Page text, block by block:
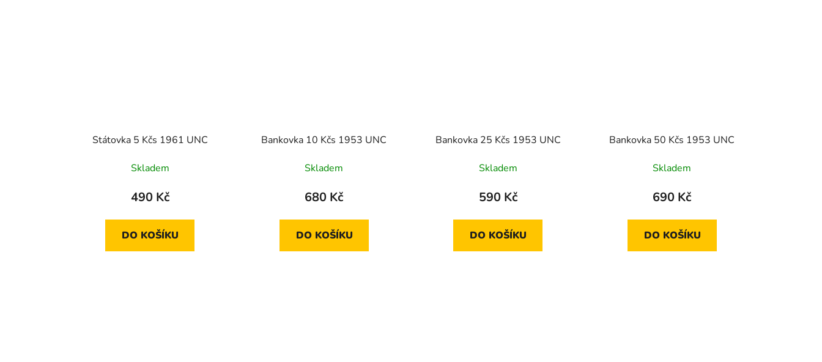
Státovka 5 Kčs 1961 UNC
Skladem
490 Kč
DO KOŠÍKU
Bankovka 10 Kčs 1953 UNC
Skladem
680 Kč
DO KOŠÍKU
Bankovka 25 Kčs 1953 UNC
Skladem
590 Kč
DO KOŠÍKU
Bankovka 50 Kčs 1953 UNC
Skladem
690 Kč
DO KOŠÍKU